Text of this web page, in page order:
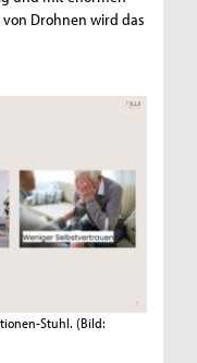
Drohnen wird das
Stuhl. (Bild: